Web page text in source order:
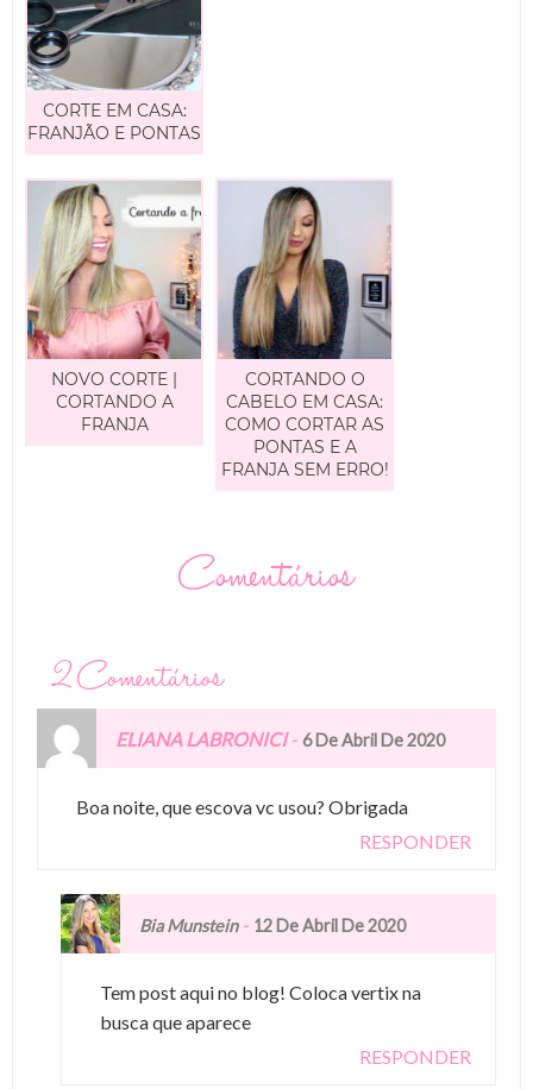
CORTE EM CASA:
FRANJÃO E PONTAS
NOVO CORTE |
CORTANDO A
FRANJA
CORTANDO O
CABELO EM CASA:
COMO CORTAR AS
PONTAS E A
FRANJA SEM ERRO!
Comentários
2 Comentários
ELIANA LABRONICI- 6 De Abril De 2020
Boa noite, que escova vc usou? Obrigada
RESPONDER
Bia Munstein- 12 De Abril De 2020
Tem post aqui no blog! Coloca vertix na
busca que aparece
RESPONDER